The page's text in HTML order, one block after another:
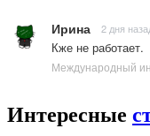
Ирина 2 дня
Кже не работает.
Международный
Интересные